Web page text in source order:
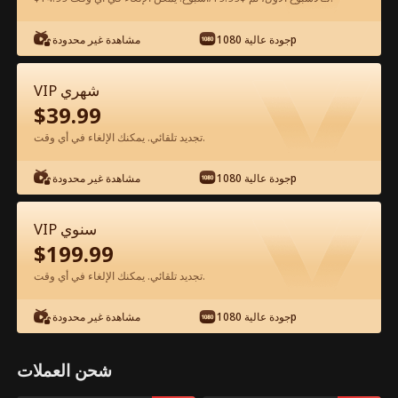
شاهد مجانًا في التطبيق
الحلقة 35 - أهديت زوجتي رمحًا ذا شرابة
حمراء الفيلم كامل
مشاهدة غير محدودة جودة عالية 1080p
VIP شهري
$39.99
تجديد تلقائي. يمكنك الإلغاء في أي وقت.
مشاهدة غير محدودة جودة عالية 1080p
VIP سنوي
$199.99
تجديد تلقائي. يمكنك الإلغاء في أي وقت.
مشاهدة غير محدودة جودة عالية 1080p
شحن العملات